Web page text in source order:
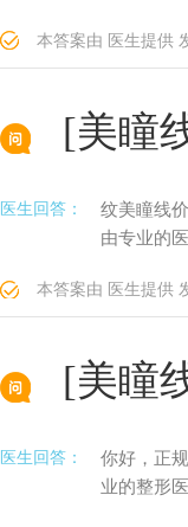
本答案由 医生提供
[美瞳
医生回答：
纹美瞳线
由专业的
本答案由 医生提供
[美瞳
医生回答：
你好，正
业的整形